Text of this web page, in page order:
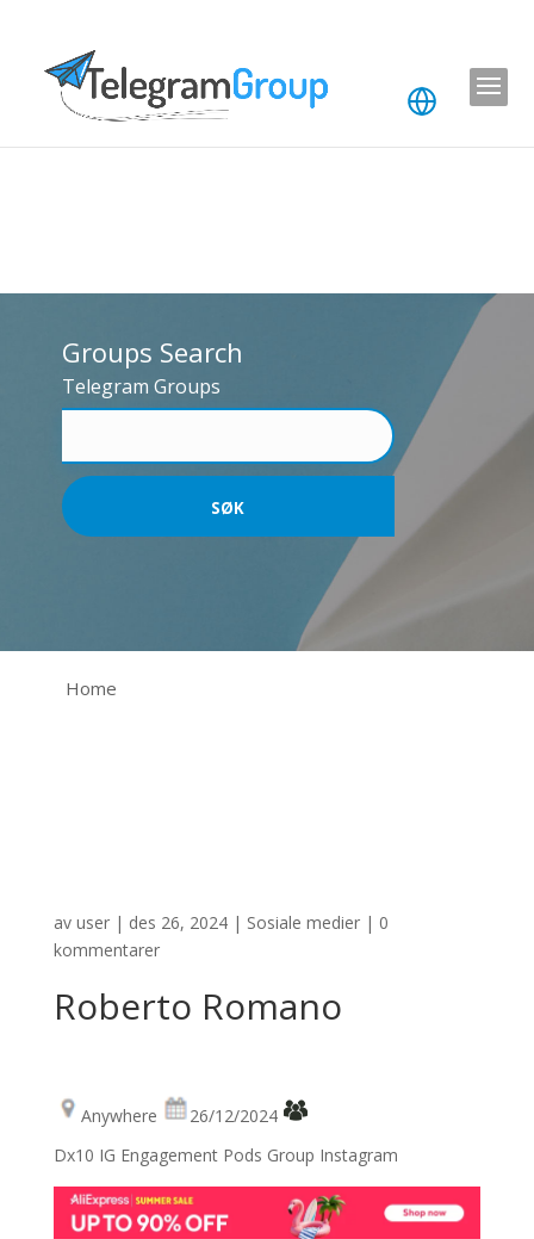
Groups Search
Telegram Groups
Home
av user| des 26, 2024| Sosiale medier| 0
kommentarer
Roberto Romano
Anywhere
26/12/2024
Dx10 IG Engagement Pods Group Instagram